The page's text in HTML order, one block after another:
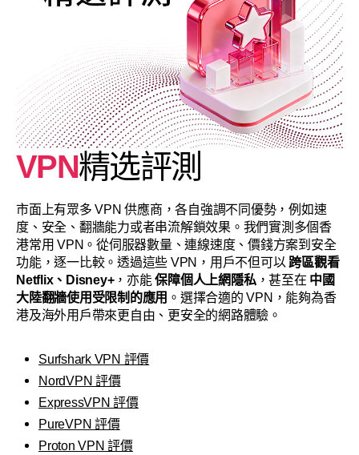
VPN精选評測
市面上有眾多 VPN 供應商，各自強調不同優勢，例如速
度、安全、翻牆能力或者串流解鎖效果。我們實測多個香
港常用 VPN。從伺服器數量、連線速度、價錢方案到安全
功能，逐一比較。透過這些 VPN，用戶不但可以 跨區觀看
Netflix、Disney+，亦能保障個人上網隱私，甚至在 中國
大陸翻牆使用受限制的應用 。選擇合適的 VPN，能夠為香
港及海外用戶帶來更自由、更安全的網路體驗。
Surfshark VPN 評價
NordVPN 評價
ExpressVPN 評價
PureVPN 評價
Proton VPN 評價